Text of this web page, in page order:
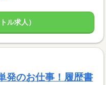
ル求人）
発のお仕事！履歴書